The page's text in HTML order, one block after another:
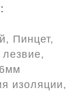
Пинцет,
изоляции,